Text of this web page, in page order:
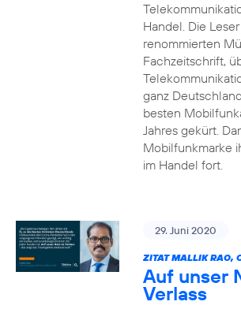
Handel. Die
renommierten
Fachzeitschrift,
ganz
besten
Jahres gekürt.
Mobilfunkmarke
im Handel fort.
29. Juni 2020
ZITAT MALLIK RAO,
Auf unser
Verlass